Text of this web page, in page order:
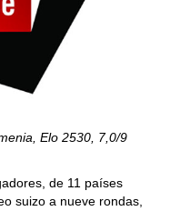
Elo 2530, 7,0/9
de 11 países
suizo a nueve rondas,